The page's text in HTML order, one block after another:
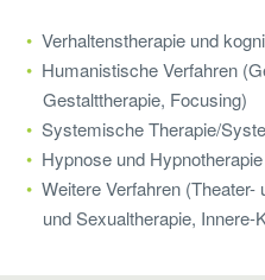
Verhaltenstherapie und
Humanistische Verfahren
Gestalttherapie, Focusing)
Systemische Therapie/
Hypnose und Hypnotherapie
Weitere Verfahren
und Sexualtherapie, Innere-